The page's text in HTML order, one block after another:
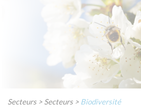
Secteurs > Secteurs > Biodiversité